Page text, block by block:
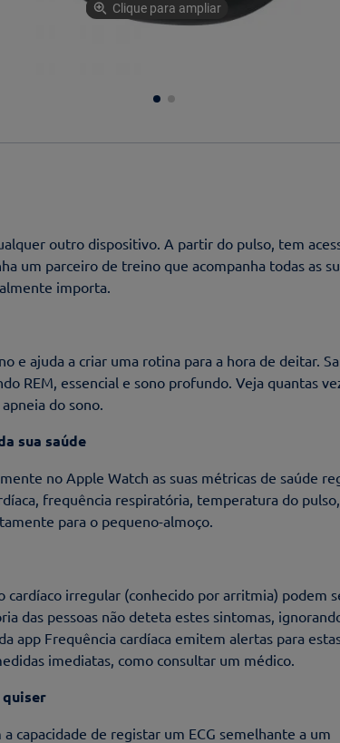
Clique para ampliar
outro dispositivo. A partir do pulso, tem
um parceiro de treino que acompanha todas as
importa.
e ajuda a criar uma rotina para a hora de deitar.
REM, essencial e sono profundo. Veja quantas
do sono.
sua saúde
no Apple Watch as suas métricas de saúde
frequência respiratória, temperatura do
para o pequeno-almoço.
cardíaco irregular (conhecido por arritmia) podem
das pessoas não deteta estes sintomas,
app Frequência cardíaca emitem alertas para
imediatas, como consultar um médico.
quiser
capacidade de registar um ECG semelhante a um